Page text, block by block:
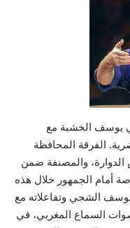
يوسف الخشبة مع
الفرقة المحافظة
الدوارة، والمصنفة ضمن
أمام الجمهور خلال هذه
الشجي وتفاعلاته مع
السماع المغربي، في